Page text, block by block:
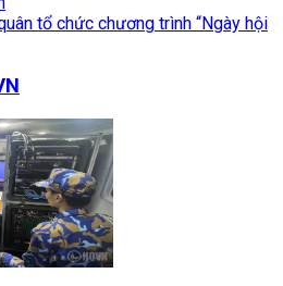
tổ chức chương trình “Ngày hội